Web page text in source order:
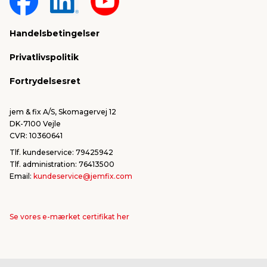
Sponsorater & projekter
Handelsbetingelser
Privatlivspolitik
Fortrydelsesret
jem & fix A/S, Skomagervej 12
DK-7100 Vejle
CVR: 10360641
Tlf. kundeservice: 79425942
Tlf. administration: 76413500
Email: kundeservice@jemfix.com
Se vores e-mærket certifikat her